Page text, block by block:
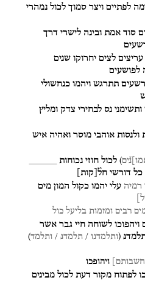
לפתיים ויצר סמוך לכול נמהרי
סוד אמת ובינה לישרי דרך
עריצים לצים יחרוקו שנים
לפושעים
רשעים תתרגש ויהמו כנחשולי
ותשימני נס לבחירי צדק ומליץ
ולנסות אוהבי מוסר ואהיה איש
נ֯ים) לכול חוזי נכוחות
כל דורשי חל֯ קות
רמיה עלי יהמו כקול המון מים
רבים ומזמות בליעל כול
ויהפוכו לשוחה חיי גבר אשר
נ (ותלמדנו / תלמדנ / ותלמד)
ויהופכו
לפתוח מקור דעת לכול מבינים